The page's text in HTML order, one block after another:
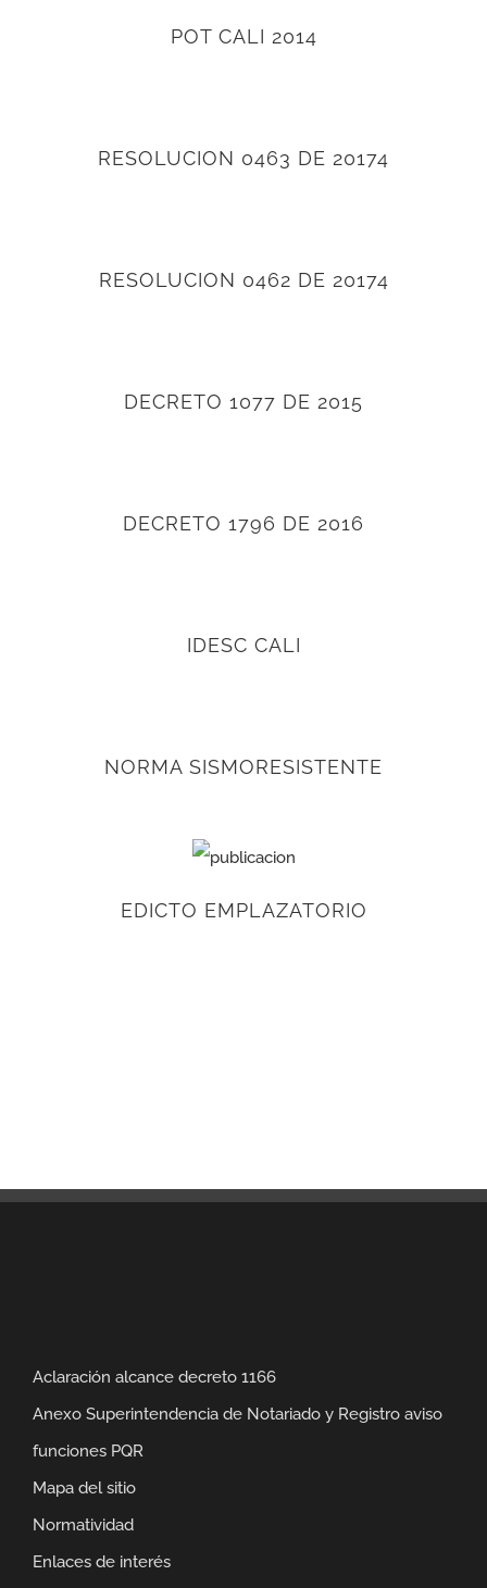
POT CALI 2014
RESOLUCION 0463 DE 20174
RESOLUCION 0462 DE 20174
DECRETO 1077 DE 2015
DECRETO 1796 DE 2016
IDESC CALI
NORMA SISMORESISTENTE
EDICTO EMPLAZATORIO
Aclaración alcance decreto 1166
Anexo Superintendencia de Notariado y Registro aviso
funciones PQR
Mapa del sitio
Normatividad
Enlaces de interés